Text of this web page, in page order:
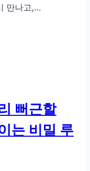
만나고,…
뻐근할
는 비밀 루